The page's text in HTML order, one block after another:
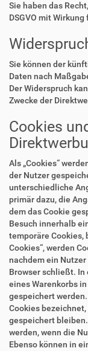
Sie haben das
DSGVO mit
Sie können der
Daten nach
Der Widerspruch
Zwecke der
Cookies
Als „Cookies“
der Nutzer
unterschiedliche
primär dazu, die
dem das Cookie
Besuch innerhalb
temporäre Cookies,
Cookies“, werden
nachdem ein
Browser schließt. In
eines Warenkorbs
gespeichert werden.
Cookies
gespeichert
werden, wenn die
Ebenso können in